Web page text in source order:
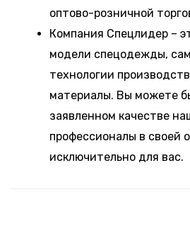
оптово-розничной
Компания Спецлидер –
модели спецодежды,
технологии
материалы. Вы можете
заявленном качестве
профессионалы в своей
исключительно для вас.